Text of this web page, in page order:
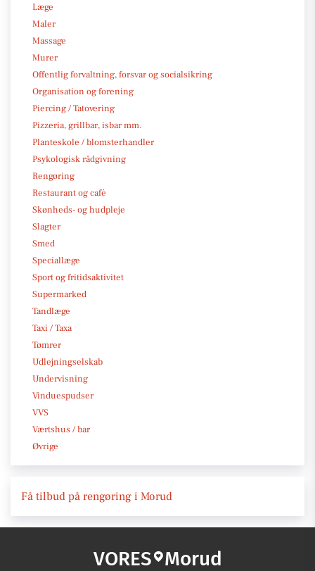
Læge
Maler
Massage
Murer
Offentlig forvaltning, forsvar og socialsikring
Organisation og forening
Piercing / Tatovering
Pizzeria, grillbar, isbar mm.
Planteskole / blomsterhandler
Psykologisk rådgivning
Rengøring
Restaurant og café
Skønheds- og hudpleje
Slagter
Smed
Speciallæge
Sport og fritidsaktivitet
Supermarked
Tandlæge
Taxi / Taxa
Tømrer
Udlejningselskab
Undervisning
Vinduespudser
VVS
Værtshus / bar
Øvrige
Få tilbud på rengøring i Morud
VORES Morud